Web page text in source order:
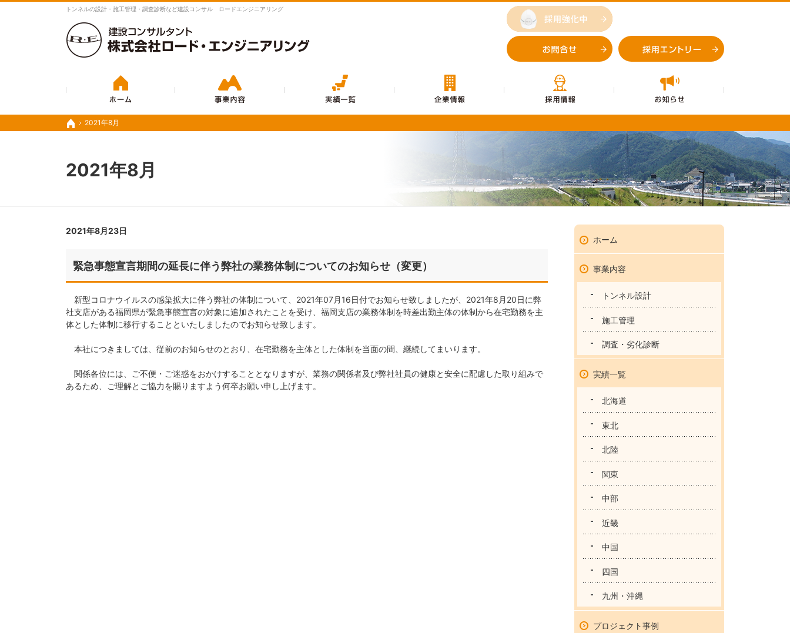
ホーム
2021年8月
2021年8月
豊富な実績と経験で、さまざまな業務に対応いたします。
トンネルの設計・施工管理・調査診断など建設コンサル ロードエンジニアリング
2021年8月23日
緊急事態宣言期間の延長に伴う弊社の業務体制についてのお知らせ（変更）
新型コロナウイルスの感染拡大に伴う弊社の体制について、2021年07月16日付でお知らせ致しましたが、2021年8月20日に弊
社支店がある福岡県が緊急事態宣言の対象に追加されたことを受け、福岡支店の業務体制を時差出勤主体の体制から在宅勤務を主
体とした体制に移行することといたしましたのでお知らせ致します。
本社につきましては、従前のお知らせのとおり、在宅勤務を主体とした体制を当面の間、継続してまいります。
関係各位には、ご不便・ご迷惑をおかけすることとなりますが、業務の関係者及び弊社社員の健康と安全に配慮した取り組みで
あるため、ご理解とご協力を賜りますよう何卒お願い申し上げます。
ホーム
事業内容
トンネル設計
施工管理
調査・劣化診断
実績一覧
北海道
東北
北陸
関東
中部
近畿
中国
四国
九州・沖縄
プロジェクト事例
お問合せ
ホーム
2021年8月